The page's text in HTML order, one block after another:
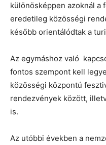
különösképpen azoknál a
eredetileg közösségi
később orientálódtak a
Az egymáshoz való
fontos szempont kell
közösségi központú
rendezvények között,
is.
Az utóbbi években a